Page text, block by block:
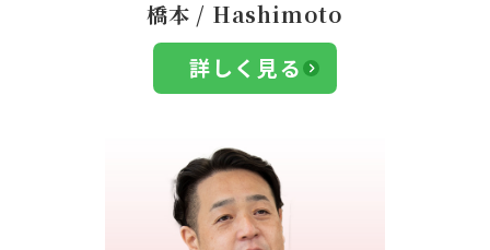
橋本 / Hashimoto
詳しく見る